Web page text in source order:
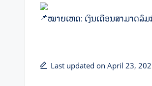
ໝາຍເຫດ: ເງິນເດືອນສາມາດລົ
Last updated on April 23,